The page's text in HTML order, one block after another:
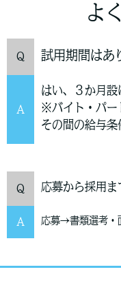
よ
Q 試用期間はあ
A
はい、３か月設
※バイト・パー
その間の給与条
Q 応募から採用
A 応募→書類選考・